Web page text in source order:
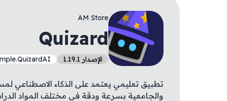
AM Store
Quizard
الإصدار 1.19.1
تطبيق تعليمي يعتمد على الذكاء الاصطناعي
والجامعية بسرعة ودقة في مختلف المواد